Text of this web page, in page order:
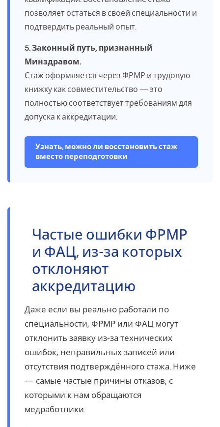
позволяет остаться в своей специальности и
подтвердить реальный опыт.
5. Законный путь, признанный
Минздравом.
Стаж оформляется через ФРМР и трудовую
книжку как совместительство — это
полностью соответствует требованиям для
допуска к аккредитации.
Узнать, можно ли восстановить стаж
вместо переподготовки
Частые ошибки ФРМР
и ФАЦ, из-за которых
отклоняют
аккредитацию
Даже если вы реально работали по
специальности, ФРМР или ФАЦ могут
отклонить заявку из‑за технических
ошибок, неправильных записей или
отсутствия подтверждённого стажа. Ниже
— самые частые причины отказов, с
которыми к нам обращаются
медработники.